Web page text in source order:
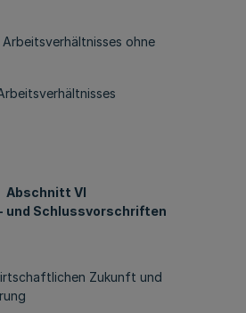
ohne
Abschnitt VI
und Schlussvorschriften
Zukunft und